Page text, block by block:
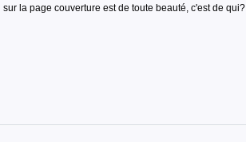
la page couverture est de toute beauté, c'est de qui?